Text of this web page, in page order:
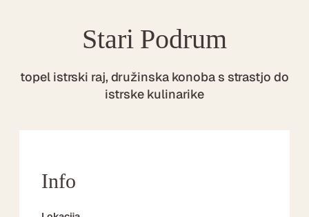
Stari Podrum
topel istrski raj, družinska konoba s strastjo do
istrske kulinarike
Info